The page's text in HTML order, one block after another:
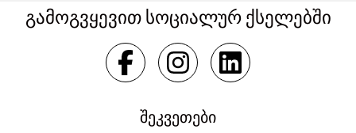
გამოგვყევით სოციალურ ქსელებში
შეკვეთები